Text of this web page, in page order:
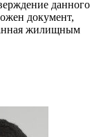
данного
документ,
жилищным